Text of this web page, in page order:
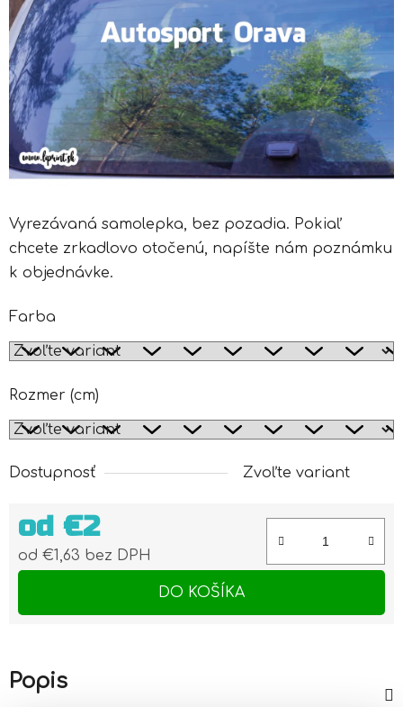
Vyrezávaná samolepka, bez pozadia. Pokiaľ
chcete zrkadlovo otočenú, napíšte nám poznámku
k objednávke.
Farba
Rozmer (cm)
Dostupnosť Zvoľte variant
od €2
od €1,63 bez DPH
DO KOŠÍKA
Popis